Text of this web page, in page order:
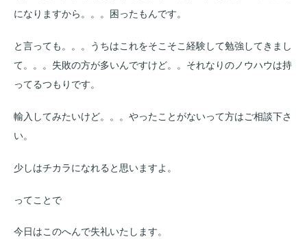
になりますから。。。困ったもんです。
と言っても。。。うちはこれをそこそこ経験して勉強してきまし
て。。。失敗の方が多いんですけど。。それなりのノウハウは持
ってるつもりです。
輸入してみたいけど。。。やったことがないって方はご相談下さ
い。
少しはチカラになれると思いますよ。
ってことで
今日はこのへんで失礼いたします。